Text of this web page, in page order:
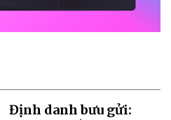
Định danh bưu gửi: